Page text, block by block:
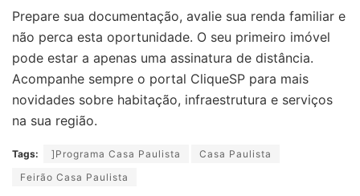
Prepare sua documentação, avalie sua renda familiar e
não perca esta oportunidade. O seu primeiro imóvel
pode estar a apenas uma assinatura de distância.
Acompanhe sempre o portal CliqueSP para mais
novidades sobre habitação, infraestrutura e serviços
na sua região.
Tags: ]Programa Casa Paulista
Casa Paulista
Feirão Casa Paulista